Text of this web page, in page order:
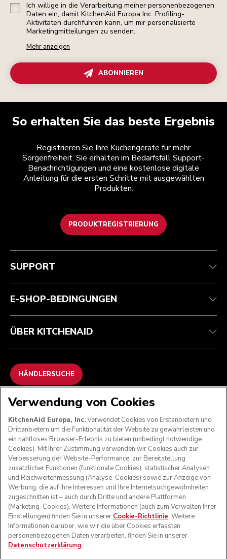
Ich willige in die Verarbeitung meiner personenbezogenen
Daten ein, damit KitchenAid Europa Inc. Profiling-
Aktivitäten durchführen kann, um mir personalisierte
Marketingmitteilungen zu senden.
Mehr anzeigen
ABONNIEREN
So erhalten Sie das beste Ergebnis
Registrieren Sie Ihre Küchengeräte für mehr
Sorgenfreiheit. Sie erhalten im Bedarfsfall Support-
Benachrichtigungen und eine kostenlose digitale
Anleitung für die ersten Schritte mit ausgewählten
Produkten.
PRODUKTREGISTRIERUNG
Health Check
Verfolgen Sie Ihre Bestellung
Garantie und Dokumente
Häufig gestellte fragen
Teilnahmebedingungen
Rückgaben und Erstattungen
Impressum
ODR
Die Marke
Händlersuche
SUPPORT
E-SHOP-BEDINGUNGEN
ÜBER KITCHENAID
HÄNDLERSUCHE
WIR AKZEPTIEREN
FOLGEN SIE UNS
Verwendung von Cookies
KitchenAid Europa, Inc. verwendet Cookies von Erstanbietern und
Drittanbietern um die Funktionalität der Website zu gewährleisten und
ein nahtloses Browser-Erlebnis zu bieten (unbedingt notwendige
Cookies). Mit Ihrer Zustimmung verwenden wir Cookies auch zur
Verbesserung der Website-Performance, zur Bereitstellung
zusätzlicher Funktionen (funktionale Cookies), statistischer Analysen
und Reichweitenmessung (Analyse-Cookies) sowie zur Anzeige von
Werbung, die auf Ihre Interessen und Ihre Internetsuchgewohnheiten
zugeschnitten ist – auch durch Dritte und andere Plattformen
(Marketing-Cookies). Weitere Informationen (auch zum Verwalten Ihrer
Einstellungen) finden Sie in unserer Cookie-Richtlinie. Weitere
Informationen darüber, wie wir die über Cookies erfassten
personenbezogenen Daten verarbeiten, finden Sie in unserer
Datenschutzerklärung.